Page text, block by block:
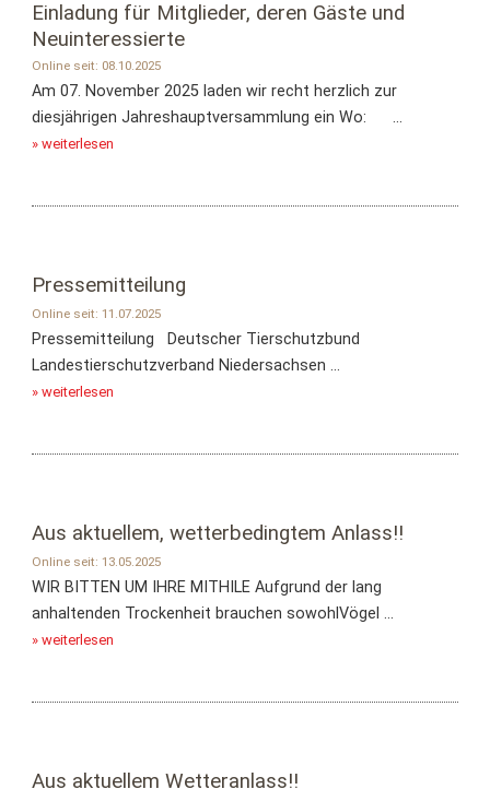
Einladung für Mitglieder, deren Gäste und
Neuinteressierte
Online seit: 08.10.2025
Am 07. November 2025 laden wir recht herzlich zur
diesjährigen Jahreshauptversammlung ein Wo: ...
» weiterlesen
Pressemitteilung
Online seit: 11.07.2025
Pressemitteilung Deutscher Tierschutzbund
Landestierschutzverband Niedersachsen ...
» weiterlesen
Aus aktuellem, wetterbedingtem Anlass!!
Online seit: 13.05.2025
WIR BITTEN UM IHRE MITHILE Aufgrund der lang
anhaltenden Trockenheit brauchen sowohlVögel ...
» weiterlesen
Aus aktuellem Wetteranlass!!